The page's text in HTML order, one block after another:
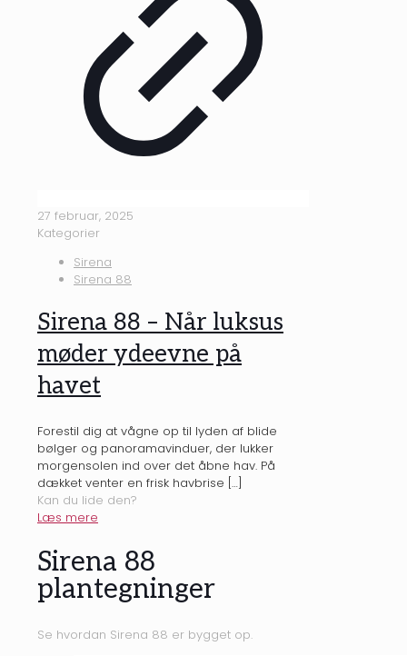
27 februar, 2025
Kategorier
Sirena
Sirena 88
Sirena 88 – Når luksus
møder ydeevne på
havet
Forestil dig at vågne op til lyden af blide
bølger og panoramavinduer, der lukker
morgensolen ind over det åbne hav. På
dækket venter en frisk havbrise […]
Kan du lide den?
Læs mere
Sirena 88
plantegninger
Se hvordan Sirena 88 er bygget op.